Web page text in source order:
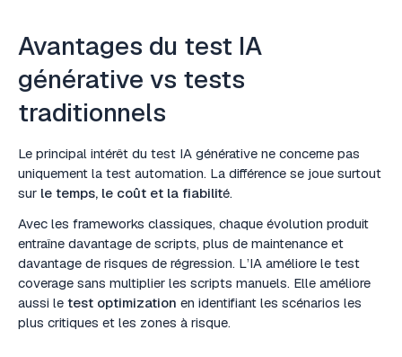
Avantages du test IA
générative vs tests
traditionnels
Le principal intérêt du test IA générative ne concerne pas
uniquement la test automation. La différence se joue surtout
sur le temps, le coût et la fiabilité.
Avec les frameworks classiques, chaque évolution produit
entraîne davantage de scripts, plus de maintenance et
davantage de risques de régression. L’IA améliore le test
coverage sans multiplier les scripts manuels. Elle améliore
aussi le test optimization en identifiant les scénarios les
plus critiques et les zones à risque.